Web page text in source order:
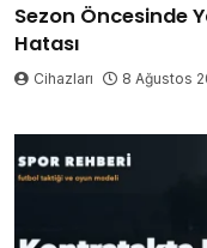
Sezon Öncesinde
Hatası
Cihazları 8 Ağustos